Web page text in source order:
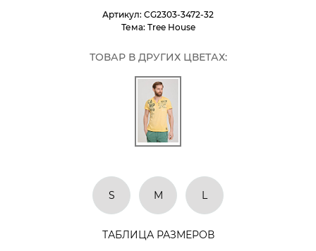
Артикул: CG2303-3472-32
Тема: Tree House
ТОВАР В ДРУГИХ ЦВЕТАХ:
S M L
ТАБЛИЦА РАЗМЕРОВ